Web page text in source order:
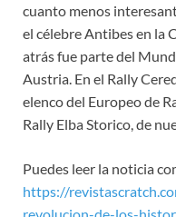
cuanto menos
el célebre Antibes en la
atrás fue parte del
Austria. En el Rally
elenco del Europeo de
Rally Elba Storico, de
Puedes leer la noticia
https://
revolucion-de-los-